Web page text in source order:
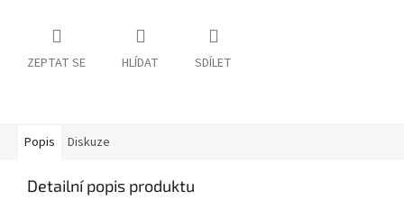
ZEPTAT SE HLÍDAT SDÍLET
Popis Diskuze
Detailní popis produktu